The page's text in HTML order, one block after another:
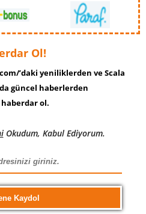
Ol!
’daki yeniliklerden ve Scala
güncel haberlerden
ol.
Okudum, Kabul Ediyorum.